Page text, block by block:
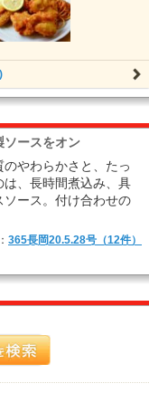
ソースをオン
やわらかさと、たっ
、長時間煮込み、具
ース。付け合わせの
365長岡20.5.28号（12件）